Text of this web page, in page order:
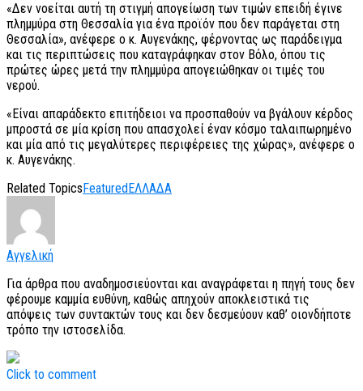
«Δεν νοείται αυτή τη στιγμή απογείωση των τιμών επειδή έγινε
πλημμύρα στη Θεσσαλία για ένα προϊόν που δεν παράγεται στη
Θεσσαλία», ανέφερε ο κ. Αυγενάκης, φέρνοντας ως παράδειγμα
και τις περιπτώσεις που καταγράφηκαν στον Βόλο, όπου τις
πρώτες ώρες μετά την πλημμύρα απογειώθηκαν οι τιμές του
νερού.
«Είναι απαράδεκτο επιτήδειοι να προσπαθούν να βγάλουν κέρδος
μπροστά σε μία κρίση που απασχολεί έναν κόσμο ταλαιπωρημένο
και μία από τις μεγαλύτερες περιφέρειες της χώρας», ανέφερε ο
κ. Αυγενάκης.
Related Topics Featured ΕΛΛΑΔΑ
Αγγελική
Για άρθρα που αναδημοσιεύονται και αναγράφεται η πηγή τους δεν
φέρουμε καμμία ευθύνη, καθώς απηχούν αποκλειστικά τις
απόψεις των συντακτών τους και δεν δεσμεύουν καθ’ οιονδήποτε
τρόπο την ιστοσελίδα.
Click to comment